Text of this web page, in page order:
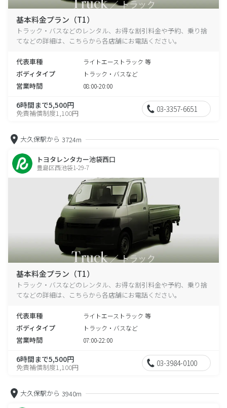
基本料金プラン（T1）
トラック・バスなどのレンタル、お得な割引料金や予約、乗り捨
てなどの詳細は、こちらから各店舗にお電話ください。
代表車種 ライトエーストラック 等
ボディタイプ トラック・バスなど
営業時間 08:00-20:00
6時間まで5,500円
免責補償制度1,100円 03-3357-6651
大久保駅から 3724m
トヨタレンタカー池袋西口
豊島区西池袋1-29-7
基本料金プラン（T1）
トラック・バスなどのレンタル、お得な割引料金や予約、乗り捨
てなどの詳細は、こちらから各店舗にお電話ください。
代表車種 ライトエーストラック 等
ボディタイプ トラック・バスなど
営業時間 07:00-22:00
6時間まで5,500円
免責補償制度1,100円 03-3984-0100
大久保駅から 3940m